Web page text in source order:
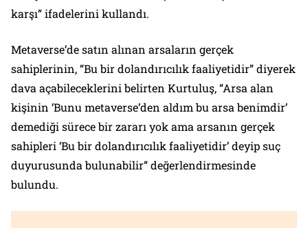
karşı” ifadelerini kullandı.
Metaverse’de satın alınan arsaların gerçek
sahiplerinin, “Bu bir dolandırıcılık faaliyetidir” diyerek
dava açabileceklerini belirten Kurtuluş, “Arsa alan
kişinin ‘Bunu metaverse’den aldım bu arsa benimdir’
demediği sürece bir zararı yok ama arsanın gerçek
sahipleri ‘Bu bir dolandırıcılık faaliyetidir’ deyip suç
duyurusunda bulunabilir” değerlendirmesinde
bulundu.